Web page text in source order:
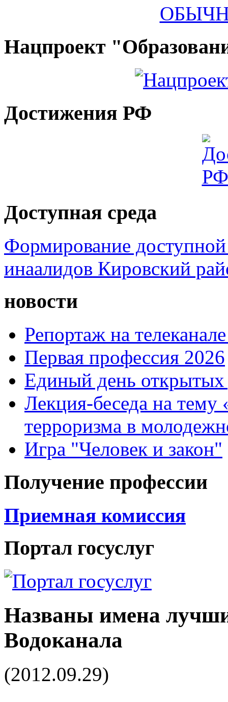
Нацпроект
Достижения РФ
Доступная среда
Формирование доступной
инаалидов Кировский
новости
Репортаж на
Первая профессия 2026
Единый день открытых
Лекция-беседа на тему
терроризма в
Игра "Человек и закон"
Получение профессии
Приемная комиссия
Портал госуслуг
Названы имена
Водоканала
(2012.09.29)